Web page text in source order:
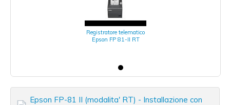
Registratore telematico
Epson FP 81-II RT
Epson FP-81 II (modalita' RT) - Installazione con